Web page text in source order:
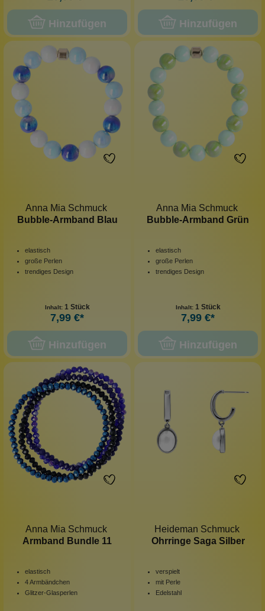
Hinzufügen Hinzufügen
Anna Mia Schmuck
Bubble-Armband Blau
elastisch
große Perlen
trendiges Design
Inhalt: 1 Stück
7,99 €*
Hinzufügen
Anna Mia Schmuck
Bubble-Armband Grün
elastisch
große Perlen
trendiges Design
Inhalt: 1 Stück
7,99 €*
Hinzufügen
Anna Mia Schmuck
Armband Bundle 11
elastisch
4 Armbändchen
Glitzer-Glasperlen
Heideman Schmuck
Ohrringe Saga Silber
verspielt
mit Perle
Edelstahl